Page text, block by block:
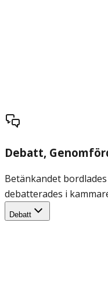
Debatt,
Betänkandet
debatterades i
Debatt